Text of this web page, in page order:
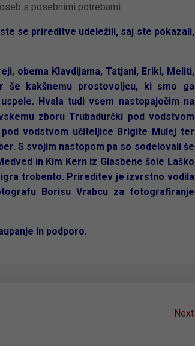
s posebnimi potrebami.
se prireditve udeležili, saj ste pokazali,
obema Klavdijama, Tatjani, Eriki, Meliti,
še kakšnemu prostovoljcu, ki smo ga
Hvala tudi vsem nastopajočim na
zboru Trubadurčki pod vodstvom
vodstvom učiteljice Brigite Mulej ter
S svojim nastopom pa so sodelovali še
in Kim Kern iz Glasbene šole Laško
igra trobento. Prireditev je izvrstno vodila
Borisu Vrabcu za fotografiranje
in podporo.
Next